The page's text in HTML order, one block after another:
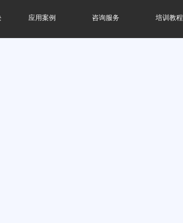
应用案例 咨询服务 培训教程